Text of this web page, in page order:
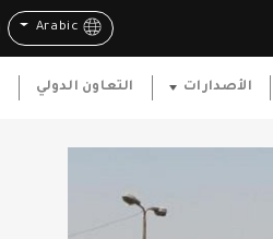
Arabic
الأصدارات التعاون الدولي